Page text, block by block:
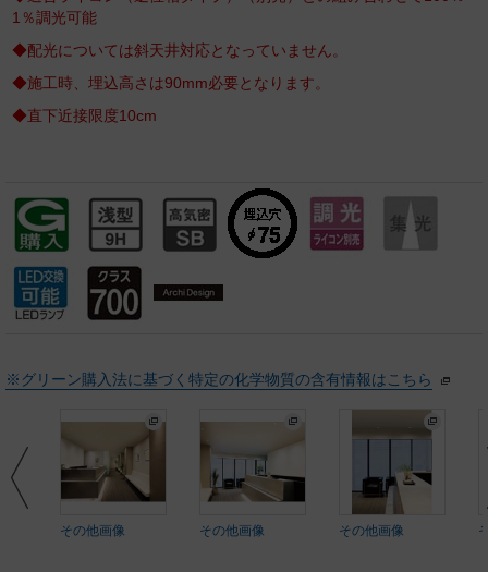
1％調光可能
◆配光については斜天井対応となっていません。
◆施工時、埋込高さは90mm必要となります。
◆直下近接限度10cm
※グリーン購入法に基づく特定の化学物質の含有情報はこちら
その他画像 その他画像 その他画像